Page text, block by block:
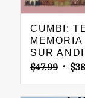
CUMBI:
SUR
$47.99
was:
$